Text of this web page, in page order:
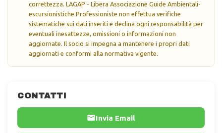
CONTATTI
Invia Email
correttezza. LAGAP - Libera Associazione Guide Ambientali-
escursionistiche Professioniste non effettua verifiche
sistematiche sui dati inseriti e declina ogni responsabilità per
eventuali inesattezze, omissioni o informazioni non
aggiornate. Il socio si impegna a mantenere i propri dati
aggiornati e conformi alla normativa vigente.